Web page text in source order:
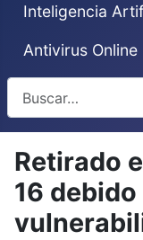
Inteligencia
Antivirus Online
Retirado
16 debido